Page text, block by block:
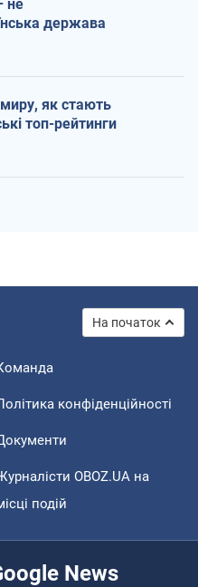
не
держава
як стають
топ-рейтинги
На початок
конфіденційності
OBOZ.UA на
подій
News